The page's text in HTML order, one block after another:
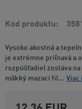
Kód produktu 3581
Vysoko akostná a
je extrémne priľnavá a
rozpúšťadiel zostáva
mäkký mazací fil... Viac